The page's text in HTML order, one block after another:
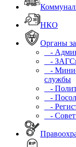
НКО
Органы
-
-
-
службы
-
-
-
- Совет